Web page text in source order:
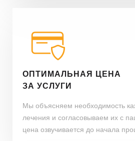
ОПТИМАЛЬНАЯ ЦЕНА
ЗА УСЛУГИ
Мы объясняем необходимость
лечения и согласовываем их с
цена озвучивается до начала